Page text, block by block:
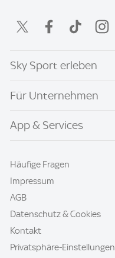
Sky Sport erleben
Für Unternehmen
App & Services
Häufige Fragen
Impressum
AGB
Datenschutz & Cookies
Kontakt
Privatsphäre-Einstellungen